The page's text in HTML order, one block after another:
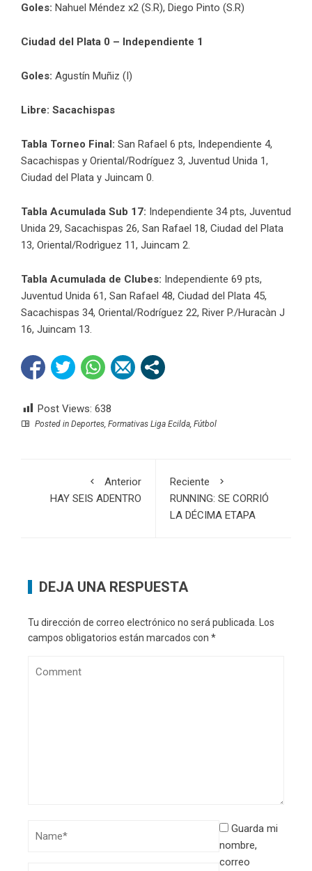
Goles: Nahuel Méndez x2 (S.R), Diego Pinto (S.R)
Ciudad del Plata 0 – Independiente 1
Goles: Agustín Muñiz (I)
Libre: Sacachispas
Tabla Torneo Final: San Rafael 6 pts, Independiente 4,
Sacachispas y Oriental/Rodríguez 3, Juventud Unida 1,
Ciudad del Plata y Juincam 0.
Tabla Acumulada Sub 17: Independiente 34 pts, Juventud
Unida 29, Sacachispas 26, San Rafael 18, Ciudad del Plata
13, Oriental/Rodrìguez 11, Juincam 2.
Tabla Acumulada de Clubes: Independiente 69 pts,
Juventud Unida 61, San Rafael 48, Ciudad del Plata 45,
Sacachispas 34, Oriental/Rodríguez 22, River P./Huracàn J
16, Juincam 13.
Post Views: 638
Posted in Deportes Formativas Liga Ecilda Fútbol
Anterior
HAY SEIS ADENTRO
Reciente
RUNNING: SE CORRIÓ
LA DÉCIMA ETAPA
DEJA UNA RESPUESTA
Tu dirección de correo electrónico no será publicada.
Los
campos obligatorios están marcados con *
Guarda mi
nombre,
correo